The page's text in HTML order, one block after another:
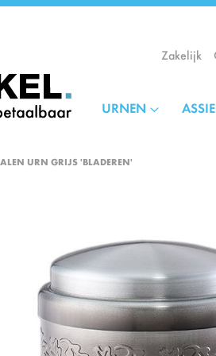
Zakelijk
URNEN
URN GRIJS 'BLADEREN'